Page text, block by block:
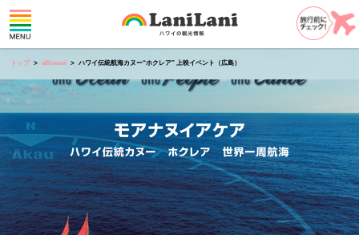
トップ allhawaii ハワイ伝統航海カヌー“ホクレア” 上映イベント（広島）